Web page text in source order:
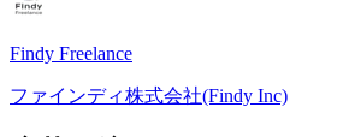
Findy Freelance
ファインディ株式会社(Findy Inc)